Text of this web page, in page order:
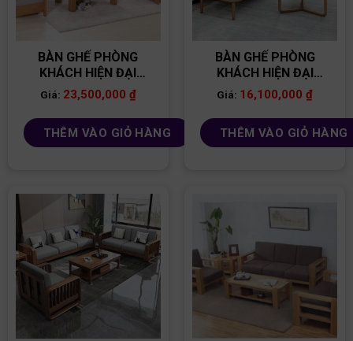
BÀN GHẾ PHÒNG
KHÁCH HIỆN ĐẠI
BG08
Giá: 23,500,000 ₫
THÊM VÀO GIỎ HÀNG
BÀN GHẾ PHÒNG
KHÁCH HIỆN ĐẠI
BG31
Giá: 16,100,000₫
THÊM VÀO GIỎ HÀNG